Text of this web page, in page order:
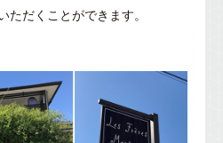
ただくことができます。